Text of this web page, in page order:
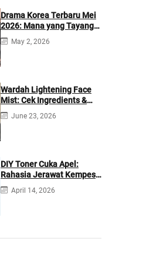
Drama Korea Terbaru Mei
2026: Mana yang Tayang
di Netflix?
May 2, 2026
Wardah Lightening Face
Mist: Cek Ingredients &
Manfaatnya
June 23, 2026
DIY Toner Cuka Apel:
Rahasia Jerawat Kempes
dalam 2 Hari!
April 14, 2026